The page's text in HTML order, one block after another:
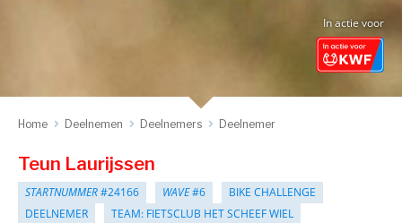
In actie voor
Home Deelnemen Deelnemers Deelnemer
Teun Laurijssen
STARTNUMMER#24166 WAVE#6
BIKE CHALLENGE
DEELNEMER
TEAM: FIETSCLUB HET SCHEEF WIEL